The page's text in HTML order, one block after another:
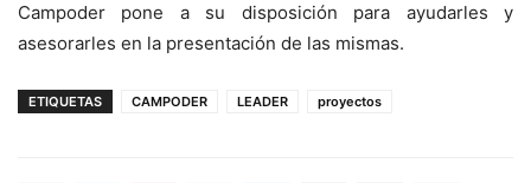
Campoder pone a su disposición para ayudarles y
asesorarles en la presentación de las mismas.
ETIQUETAS CAMPODER LEADER proyectos